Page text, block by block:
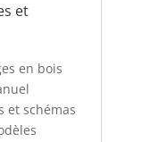
et
en bois
et schémas